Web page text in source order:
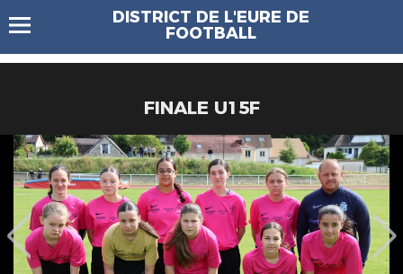
DISTRICT DE L'EURE DE
FOOTBALL
FINALE U15F